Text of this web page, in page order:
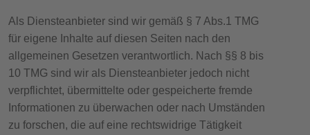
Als Diensteanbieter sind wir gemäß § 7 Abs.1 TMG
für eigene Inhalte auf diesen Seiten nach den
allgemeinen Gesetzen verantwortlich. Nach §§ 8 bis
10 TMG sind wir als Diensteanbieter jedoch nicht
verpflichtet, übermittelte oder gespeicherte fremde
Informationen zu überwachen oder nach Umständen
zu forschen, die auf eine rechtswidrige Tätigkeit